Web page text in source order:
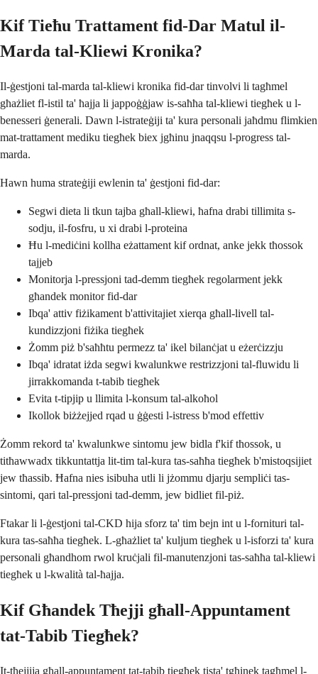
Kif Tieħu Trattament fid-Dar Matul il-
Marda tal-Kliewi Kronika?
Il-ġestjoni tal-marda tal-kliewi kronika fid-dar tinvolvi li tagħmel
għażliet fl-istil ta' ħajja li jappoġġjaw is-saħħa tal-kliewi tiegħek u l-
benesseri ġenerali. Dawn l-istrateġiji ta' kura personali jaħdmu flimkien
mat-trattament mediku tiegħek biex jgħinu jnaqqsu l-progress tal-
marda.
Hawn huma strateġiji ewlenin ta' ġestjoni fid-dar:
Segwi dieta li tkun tajba għall-kliewi, ħafna drabi tillimita s-
sodju, il-fosfru, u xi drabi l-proteina
Ħu l-mediċini kollha eżattament kif ordnat, anke jekk tħossok
tajjeb
Monitorja l-pressjoni tad-demm tiegħek regolarment jekk
għandek monitor fid-dar
Ibqa' attiv fiżikament b'attivitajiet xierqa għall-livell tal-
kundizzjoni fiżika tiegħek
Żomm piż b'saħħtu permezz ta' ikel bilanċjat u eżerċizzju
Ibqa' idratat iżda segwi kwalunkwe restrizzjoni tal-fluwidu li
jirrakkomanda t-tabib tiegħek
Evita t-tipjip u llimita l-konsum tal-alkoħol
Ikollok biżżejjed rqad u ġġesti l-istress b'mod effettiv
Żomm rekord ta' kwalunkwe sintomu jew bidla f'kif tħossok, u
titħawwadx tikkuntattja lit-tim tal-kura tas-saħħa tiegħek b'mistoqsijiet
jew tħassib. Ħafna nies isibuha utli li jżommu djarju sempliċi tas-
sintomi, qari tal-pressjoni tad-demm, jew bidliet fil-piż.
Ftakar li l-ġestjoni tal-CKD hija sforz ta' tim bejn int u l-fornituri tal-
kura tas-saħħa tiegħek. L-għażliet ta' kuljum tiegħek u l-isforzi ta' kura
personali għandhom rwol kruċjali fil-manutenzjoni tas-saħħa tal-kliewi
tiegħek u l-kwalità tal-ħajja.
Kif Għandek Tħejji għall-Appuntament
tat-Tabib Tiegħek?
It-tħejjija għall-appuntament tat-tabib tiegħek tista' tgħinek tagħmel l-